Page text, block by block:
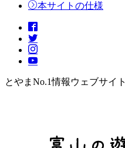
本サイトの仕様
とやまNo.1情報ウェブサイト